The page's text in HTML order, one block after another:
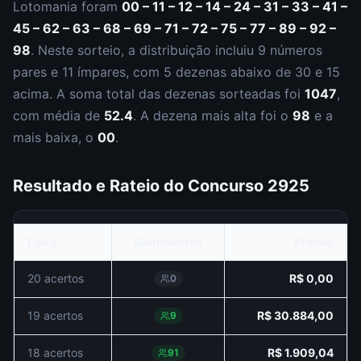
Lotomania foram 00 – 11 – 12 – 14 – 24 – 31 – 33 – 41 –
45 – 62 – 63 – 68 – 69 – 71 – 72 – 75 – 77 – 89 – 92 –
98. Neste sorteio, a distribuição incluiu 9 números
pares e 11 ímpares, com 5 dezenas abaixo de 30 e 15
acima. A soma total das dezenas sorteadas foi 1047,
com média de 52.4. A dezena mais alta foi o 98 e a
mais baixa, o 00.
Resultado e Rateio do Concurso 2925
20 acertos 0 R$ 0,00
19 acertos 9 R$ 30.884,00
18 acertos 91 R$ 1.909,04